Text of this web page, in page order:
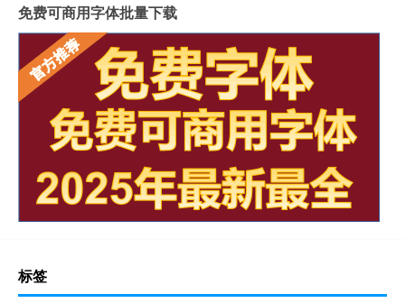
免费可商用字体批量下载
标签